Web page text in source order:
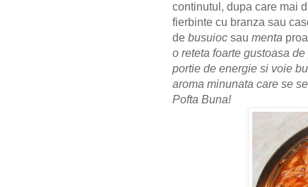
continutul, dupa care mai
fierbinte cu branza sau
de busuioc sau menta
o reteta foarte gustoasa
portie de energie si voie
aroma minunata care se
Pofta Buna!